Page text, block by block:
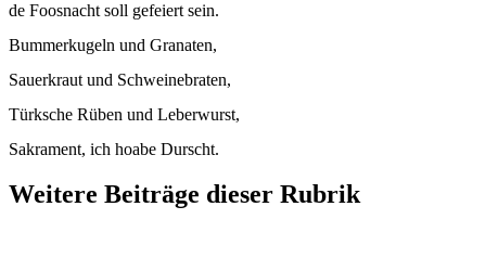
de Foosnacht soll gefeiert sein.
Bummerkugeln und Granaten,
Sauerkraut und Schweinebraten,
Türksche Rüben und Leberwurst,
Sakrament, ich hoabe Durscht.
Weitere Beiträge dieser Rubrik